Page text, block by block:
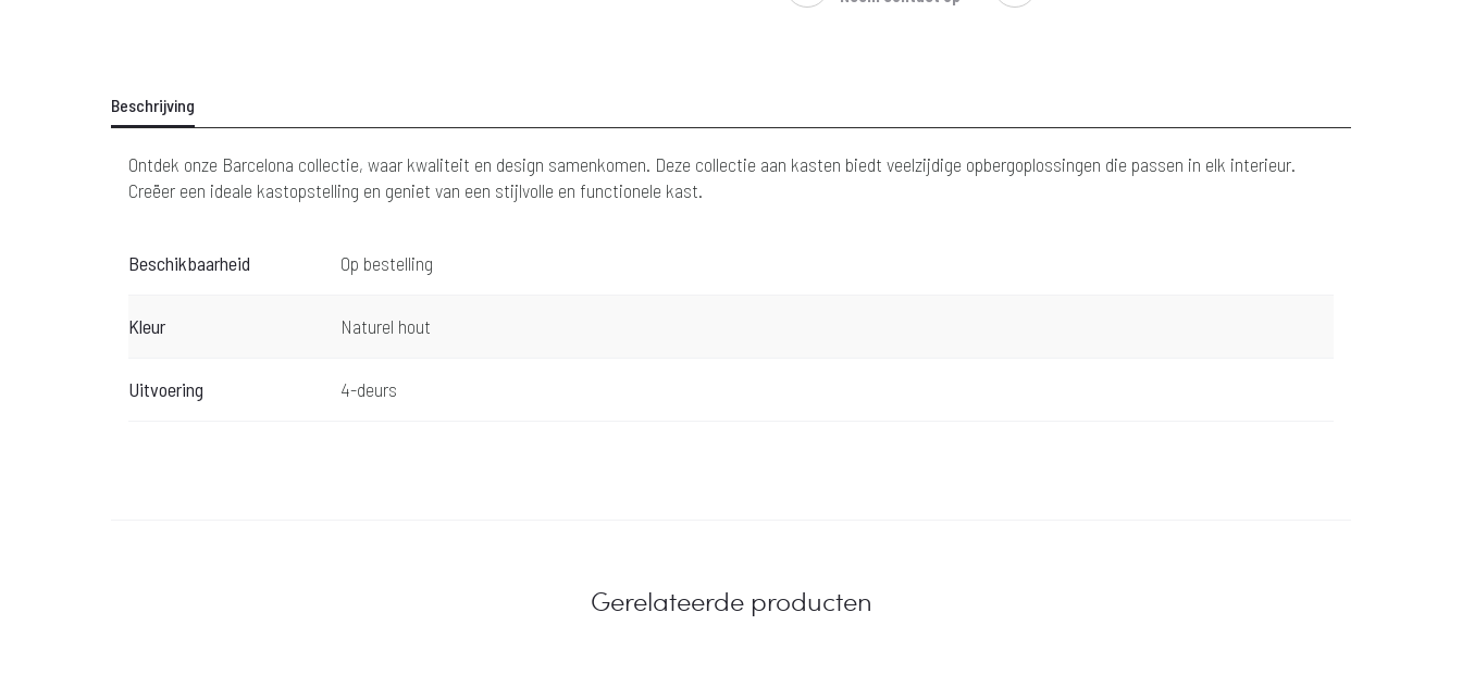
Beschrijving
Ontdek onze Barcelona collectie, waar kwaliteit en design samenkomen. Deze collectie aan kasten biedt veelzijdige opbergoplossingen die passen in elk interieur.
Creëer een ideale kastopstelling en geniet van een stijlvolle en functionele kast.
Beschikbaarheid Op bestelling
Kleur Naturel hout
Uitvoering 4-deurs
Gerelateerde producten